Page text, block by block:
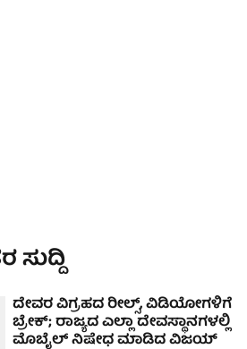
ದೇವರ ವಿಗ್ರಹದ ರೀಲ್ಸ್, ವಿಡಿಯೋಗಳಿಗೆ
ಬ್ರೇಕ್; ರಾಜ್ಯದ ಎಲ್ಲಾ ದೇವಸ್ಥಾನಗಳಲ್ಲಿ
ಮೊಬೈಲ್ ನಿಷೇಧ ಮಾಡಿದ ವಿಜಯ್